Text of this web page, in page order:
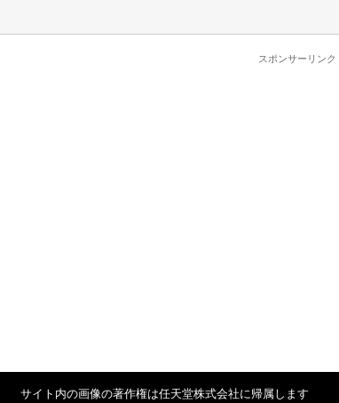
スポンサーリンク
サイト内の画像の著作権は任天堂株式会社に帰属します